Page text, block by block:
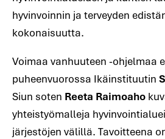
hyvinvoinnin ja terveyden
kokonaisuutta.
Voimaa vanhuuteen -ohjelmaa
puheenvuorossa Ikäinstituutin
Siun soten Reeta Raimoaho
yhteistyömalleja
järjestöjen välillä. Tavoitteena